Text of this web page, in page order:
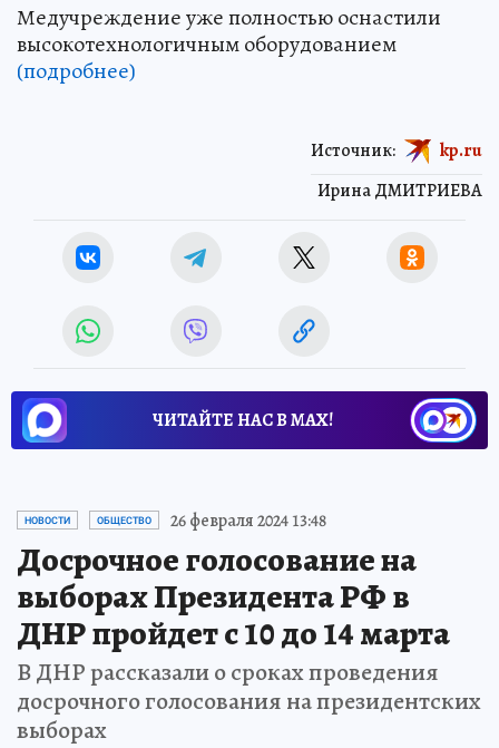
Медучреждение уже полностью оснастили
высокотехнологичным оборудованием
(подробнее)
Ирина ДМИТРИЕВА
Источник: kp.ru
ЧИТАЙТЕ НАС В МАХ!
НОВОСТИ ОБЩЕСТВО 26 февраля 2024 13:48
Досрочное голосование на
выборах Президента РФ в
ДНР пройдет с 10 до 14 марта
В ДНР рассказали о сроках проведения
досрочного голосования на президентских
выборах